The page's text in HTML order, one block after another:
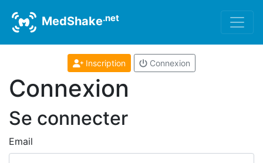
MedShake.net
Inscription Connexion
Connexion
Se connecter
Email